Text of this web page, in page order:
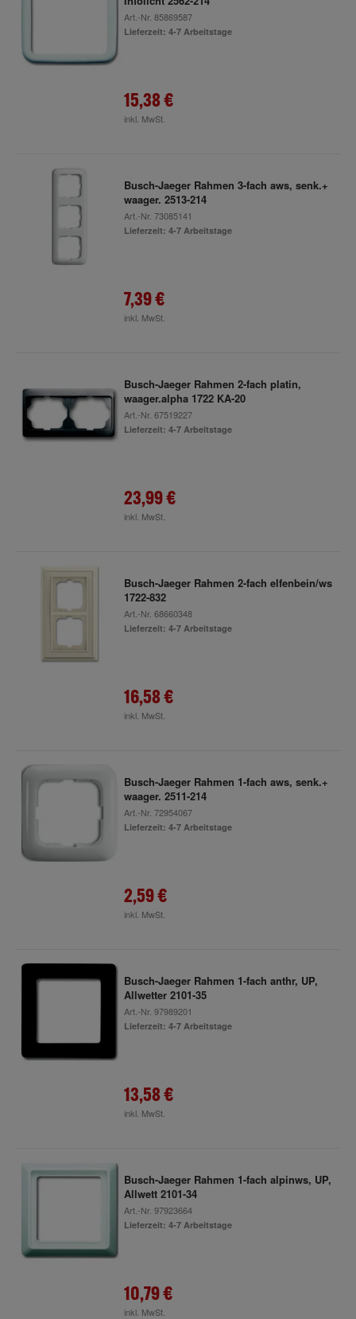
Art.-Nr. 85869587
Lieferzeit: 4-7 Arbeitstage
15,38 €
inkl. MwSt.
Busch-Jaeger Rahmen 3-fach aws, senk.+
waager. 2513-214
Art.-Nr. 73085141
Lieferzeit: 4-7 Arbeitstage
7,39 €
inkl. MwSt.
Busch-Jaeger Rahmen 2-fach platin,
waager.alpha 1722 KA-20
Art.-Nr. 67519227
Lieferzeit: 4-7 Arbeitstage
23,99 €
inkl. MwSt.
Busch-Jaeger Rahmen 2-fach elfenbein/ws
1722-832
Art.-Nr. 68660348
Lieferzeit: 4-7 Arbeitstage
16,58 €
inkl. MwSt.
Busch-Jaeger Rahmen 1-fach aws, senk.+
waager. 2511-214
Art.-Nr. 72954067
Lieferzeit: 4-7 Arbeitstage
2,59 €
inkl. MwSt.
Busch-Jaeger Rahmen 1-fach anthr, UP,
Allwetter 2101-35
Art.-Nr. 97989201
Lieferzeit: 4-7 Arbeitstage
13,58 €
inkl. MwSt.
Busch-Jaeger Rahmen 1-fach alpinws, UP,
Allwett 2101-34
Art.-Nr. 97923664
Lieferzeit: 4-7 Arbeitstage
10,79 €
inkl. MwSt.